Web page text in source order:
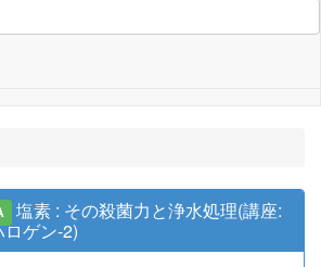
塩素 : その殺菌力と浄水処理(講座:
ゲン-2)